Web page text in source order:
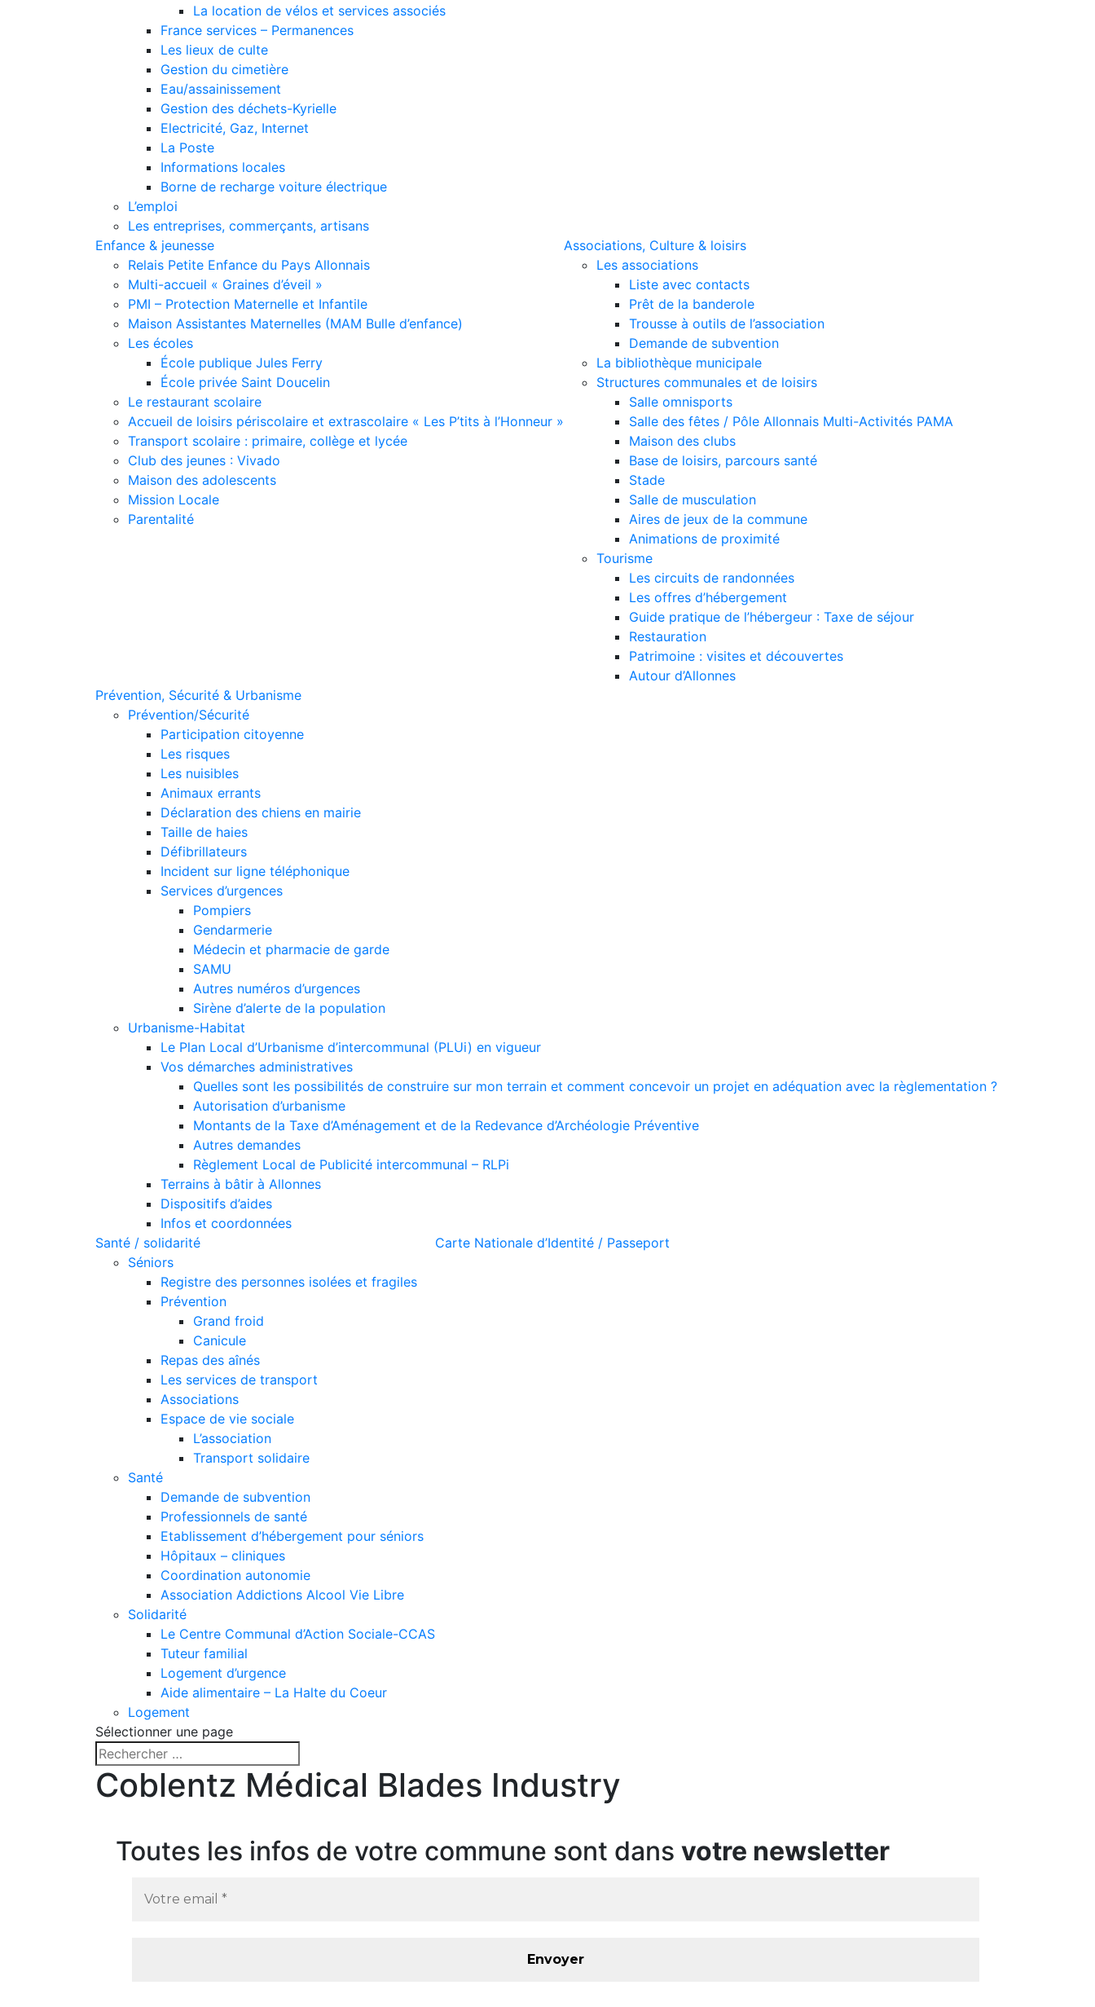
La location de vélos et services associés
France services – Permanences
Les lieux de culte
Gestion du cimetière
Eau/assainissement
Gestion des déchets-Kyrielle
Electricité, Gaz, Internet
La Poste
Informations locales
Borne de recharge voiture électrique
L’emploi
Les entreprises, commerçants, artisans
Enfance & jeunesse
Relais Petite Enfance du Pays Allonnais
Multi-accueil « Graines d’éveil »
PMI – Protection Maternelle et Infantile
Maison Assistantes Maternelles (MAM Bulle d’enfance)
Les écoles
École publique Jules Ferry
École privée Saint Doucelin
Le restaurant scolaire
Accueil de loisirs périscolaire et extrascolaire « Les P’tits à l’Honneur »
Transport scolaire : primaire, collège et lycée
Club des jeunes : Vivado
Maison des adolescents
Mission Locale
Parentalité
Associations, Culture & loisirs
Les associations
Liste avec contacts
Prêt de la banderole
Trousse à outils de l’association
Demande de subvention
La bibliothèque municipale
Structures communales et de loisirs
Salle omnisports
Salle des fêtes / Pôle Allonnais Multi-Activités PAMA
Maison des clubs
Base de loisirs, parcours santé
Stade
Salle de musculation
Aires de jeux de la commune
Animations de proximité
Tourisme
Les circuits de randonnées
Les offres d’hébergement
Guide pratique de l’hébergeur : Taxe de séjour
Restauration
Patrimoine : visites et découvertes
Autour d’Allonnes
Prévention, Sécurité & Urbanisme
Prévention/Sécurité
Participation citoyenne
Les risques
Les nuisibles
Animaux errants
Déclaration des chiens en mairie
Taille de haies
Défibrillateurs
Incident sur ligne téléphonique
Services d’urgences
Pompiers
Gendarmerie
Médecin et pharmacie de garde
SAMU
Autres numéros d’urgences
Sirène d’alerte de la population
Urbanisme-Habitat
Le Plan Local d’Urbanisme d’intercommunal (PLUi) en vigueur
Vos démarches administratives
Quelles sont les possibilités de construire sur mon terrain et comment concevoir un projet en adéquation avec la règlementation ?
Autorisation d’urbanisme
Montants de la Taxe d’Aménagement et de la Redevance d’Archéologie Préventive
Autres demandes
Règlement Local de Publicité intercommunal – RLPi
Terrains à bâtir à Allonnes
Dispositifs d’aides
Infos et coordonnées
Santé / solidarité
Séniors
Registre des personnes isolées et fragiles
Prévention
Grand froid
Canicule
Repas des aînés
Les services de transport
Associations
Espace de vie sociale
L’association
Transport solidaire
Santé
Demande de subvention
Professionnels de santé
Etablissement d’hébergement pour séniors
Hôpitaux – cliniques
Coordination autonomie
Association Addictions Alcool Vie Libre
Solidarité
Le Centre Communal d’Action Sociale-CCAS
Tuteur familial
Logement d’urgence
Aide alimentaire – La Halte du Coeur
Logement
Carte Nationale d’Identité / Passeport
Sélectionner une page
Coblentz Médical Blades Industry
Toutes les infos de votre commune sont dans votre newsletter